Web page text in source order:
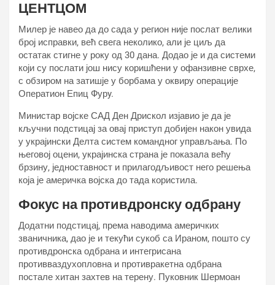
ЦЕНТЦОМ
Милер је навео да до сада у регион није послат велики
број исправки, већ свега неколико, али је циљ да
остатак стигне у року од 30 дана. Додао је и да системи
који су послати још нису коришћени у офанзивне сврхе,
с обзиром на затишје у борбама у оквиру операције
Оператион Епиц Фурy.
Министар војске САД Ден Дрискол изјавио је да је
кључни подстицај за овај приступ добијен након увида
у украјински Делта систем командног управљања. По
његовој оцени, украјинска страна је показала већу
брзину, једноставност и прилагодљивост него решења
која је америчка војска до тада користила.
Фокус на противдронску одбрану
Додатни подстицај, према наводима америчких
званичника, дао је и текући сукоб са Ираном, пошто су
противдронска одбрана и интегрисана
противваздухопловна и противракетна одбрана
постале хитан захтев на терену. Пуковник Шермоан